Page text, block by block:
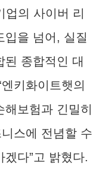
업의 사이버 리
입을 넘어, 실질
종합적인 대
키화이트햇의
보험과 긴밀히
스에 전념할 수
다”고 밝혔다.